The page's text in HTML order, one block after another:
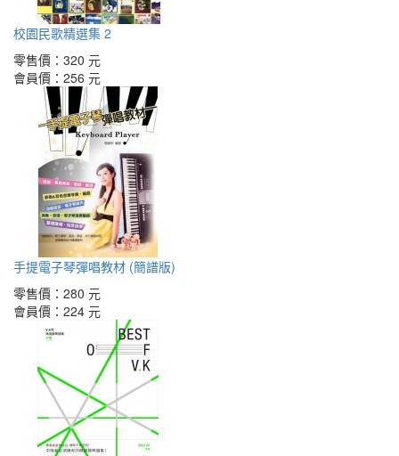
校園民歌精選集 2
零售價： 320 元
會員價： 256 元
手提電子琴彈唱教材 (簡譜版)
零售價： 280 元
會員價： 224 元